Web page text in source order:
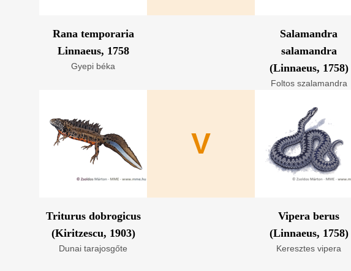
Gyepi béka
Rana temporaria
Linnaeus, 1758
Foltos szalamandra
Salamandra
salamandra
(Linnaeus, 1758)
Dunai tarajosgőte
Triturus dobrogicus
(Kiritzescu, 1903)
V
Keresztes vipera
Vipera berus
(Linnaeus, 1758)